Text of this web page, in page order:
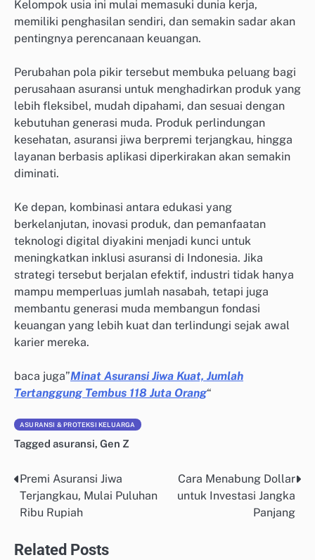
Kelompok usia ini mulai memasuki dunia kerja,
memiliki penghasilan sendiri, dan semakin sadar akan
pentingnya perencanaan keuangan.
Perubahan pola pikir tersebut membuka peluang bagi
perusahaan asuransi untuk menghadirkan produk yang
lebih fleksibel, mudah dipahami, dan sesuai dengan
kebutuhan generasi muda. Produk perlindungan
kesehatan, asuransi jiwa berpremi terjangkau, hingga
layanan berbasis aplikasi diperkirakan akan semakin
diminati.
Ke depan, kombinasi antara edukasi yang
berkelanjutan, inovasi produk, dan pemanfaatan
teknologi digital diyakini menjadi kunci untuk
meningkatkan inklusi asuransi di Indonesia. Jika
strategi tersebut berjalan efektif, industri tidak hanya
mampu memperluas jumlah nasabah, tetapi juga
membantu generasi muda membangun fondasi
keuangan yang lebih kuat dan terlindungi sejak awal
karier mereka.
baca juga”Minat Asuransi Jiwa Kuat, Jumlah
Tertanggung Tembus 118 Juta Orang“
ASURANSI & PROTEKSI KELUARGA
Tagged asuransi, Gen Z
Post
navigation
Premi Asuransi Jiwa
Terjangkau, Mulai Puluhan
Ribu Rupiah
Cara Menabung Dollar
untuk Investasi Jangka
Panjang
Related Posts